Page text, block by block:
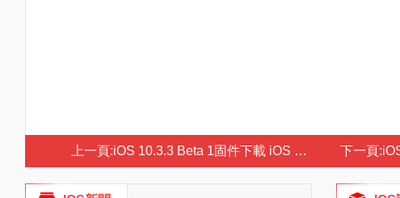
上一頁:iOS 10.3.3 Beta 1固件下載 iOS 10.3.3 Beta 1固件下載地址 下一頁:iOS